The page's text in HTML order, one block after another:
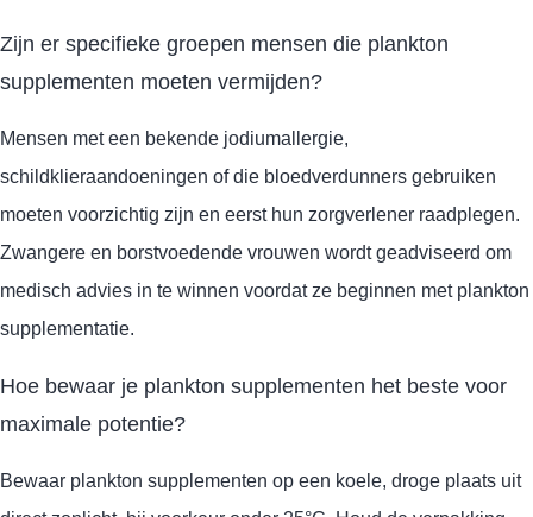
Zijn er specifieke groepen mensen die plankton
supplementen moeten vermijden?
Mensen met een bekende jodiumallergie,
schildklieraandoeningen of die bloedverdunners gebruiken
moeten voorzichtig zijn en eerst hun zorgverlener raadplegen.
Zwangere en borstvoedende vrouwen wordt geadviseerd om
medisch advies in te winnen voordat ze beginnen met plankton
supplementatie.
Hoe bewaar je plankton supplementen het beste voor
maximale potentie?
Bewaar plankton supplementen op een koele, droge plaats uit